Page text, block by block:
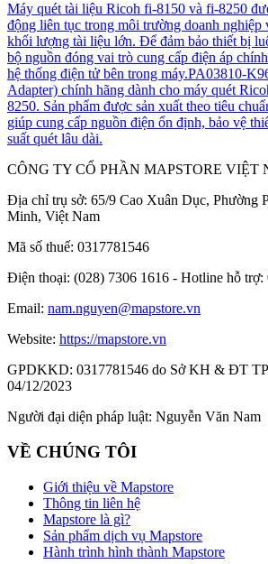
Máy quét tài liệu Ricoh fi-8150 và fi-8250
động liên tục trong môi trường doanh nghiệp
khối lượng tài liệu lớn. Để đảm bảo thiết bị
bộ nguồn đóng vai trò cung cấp điện áp
hệ thống điện tử bên trong máy.PA03810-
Adapter) chính hãng dành cho máy quét
8250. Sản phẩm được sản xuất theo tiêu
giúp cung cấp nguồn điện ổn định, bảo vệ
suất quét lâu dài.
CÔNG TY CỔ PHẦN MAPSTORE VIỆT
Địa chỉ trụ sở: 65/9 Cao Xuân Dục, Phường
Minh, Việt Nam
Mã số thuế: 0317781546
Điện thoại: (028) 7306 1616 - Hotline hỗ trợ:
Email: nam.nguyen@mapstore.vn
Website: https://mapstore.vn
GPDKKD: 0317781546 do Sở KH & ĐT
04/12/2023
Người đại diện pháp luật: Nguyễn Văn Nam
VỀ CHÚNG TÔI
Giới thiệu về Mapstore
Thông tin liên hệ
Mapstore là gì?
Sản phẩm dịch vụ Mapstore
Hành trình hình thành Mapstore